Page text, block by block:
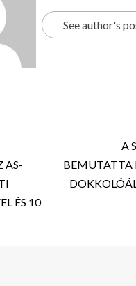
See author's
AS-
ÉS 10
A
BEMUTATTA